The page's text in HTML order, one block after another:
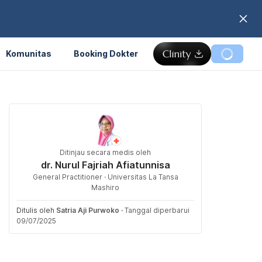
Komunitas Booking Dokter
Ditinjau secara medis oleh
dr. Nurul Fajriah Afiatunnisa
General Practitioner · Universitas La Tansa
Mashiro
Ditulis oleh Satria Aji Purwoko · Tanggal diperbarui
09/07/2025